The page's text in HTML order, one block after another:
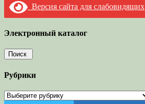
Версия сайта для слабовидящих
Электронный каталог
Рубрики
Рубрики